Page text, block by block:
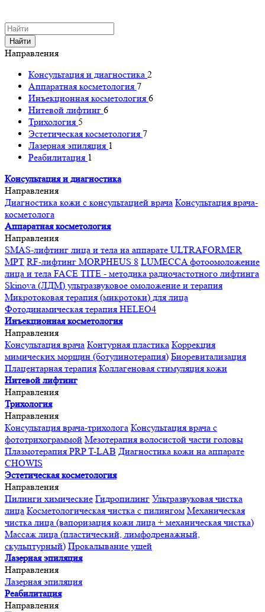
Найти
Направления
Консультация и диагностика 2
Аппаратная косметология 7
Инъекционная косметология 6
Нитевой лифтинг 6
Трихология 5
Эстетическая косметология 7
Лазерная эпиляция 1
Реабилитация 1
Консультация и диагностика
Направления
Диагностика кожи с консультацией врача Консультация врача-
косметолога
Аппаратная косметология
Направления
SMAS-лифтинг лица и тела на аппарате ULTRAFORMER
MPT RF-лифтинг MORPHEUS 8 LUMECCA фотоомоложение
лица и тела FACE TITE - методика радиочастотного лифтинга
Skinova (ЛДМ) ультразвуковое омоложение и терапия
Микротоковая терапия (микротоки) для лица
Фотодинамическая терапия HELEO4
Инъекционная косметология
Направления
Консультация врача Контурная пластика Коррекция
мимических морщин (ботулинотерапия) Биоревитализация
Плацентарная терапия Коллагеновая стимуляция кожи
Нитевой лифтинг
Направления
Трихология
Направления
Консультация врача-трихолога Консультация врача с
фототрихограммой Мезотерапия волосистой части головы
Плазмотерапия PRP T-LAB Диагностика кожи на аппарате
CHOWIS
Эстетическая косметология
Направления
Пилинги химические Гидропилинг Ультразвуковая чистка
лица Косметологическая чистка с пилингом Механическая
чистка лица (вапоризация кожи лица + механическая чистка)
Массаж лица (пластический, лимфодренажный,
скульптурный) Прокалывание ушей
Лазерная эпиляция
Направления
Лазерная эпиляция
Реабилитация
Направления